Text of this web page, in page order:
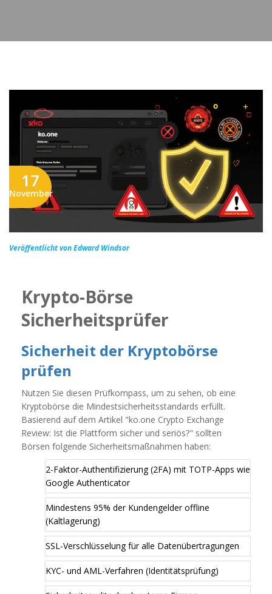
17
November
Veröffentlicht von Edward Windsor
Krypto-Börse
Sicherheitsprüfer
Sicherheit der Kryptobörse
prüfen
Nutzen Sie diesen Prüfkompass, um zu sehen, ob eine
Kryptobörse die Mindestsicherheitsstandards erfüllt.
Basierend auf dem Artikel "ko.one Crypto Exchange
Review: Ist die Plattform sicher und seriös?" sollten
Börsen folgende Sicherheitsmaßnahmen haben:
2-Faktor-Authentifizierung (2FA) mit TOTP-Apps wie
Google Authenticator
Mindestens 95% der Kundengelder offline
(Kaltlagerung)
SSL-Verschlüsselung für alle Datenübertragungen
KYC- und AML-Verfahren (Identitätsprüfung)